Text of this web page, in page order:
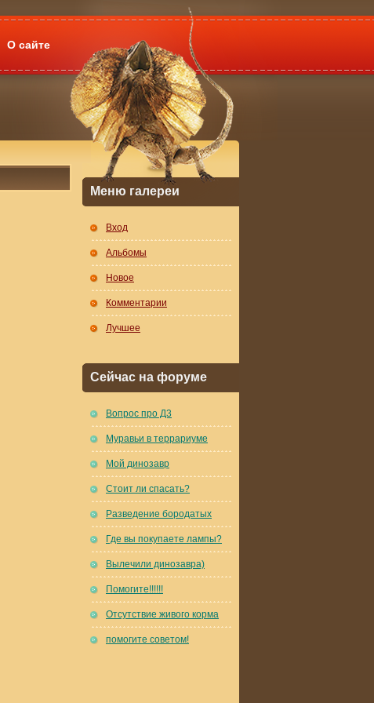
О сайте
Меню галереи
Вход
Альбомы
Новое
Комментарии
Лучшее
Сейчас на форуме
Вопрос про Д3
Муравьи в террариуме
Мой динозавр
Стоит ли спасать?
Разведение бородатых
Где вы покупаете лампы?
Вылечили динозавра)
Помогите!!!!!!
Отсутствие живого корма
помогите советом!